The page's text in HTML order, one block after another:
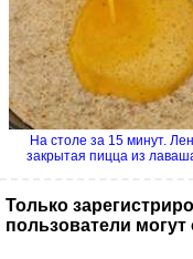
На столе за 15 минут.
закрытая пицца из
Только
пользователи